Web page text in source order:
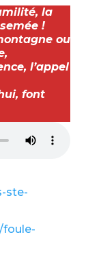
la
!
ou
l’appel
font
ste-
foule-